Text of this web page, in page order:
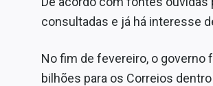
consultadas e já há interesse
No fim de fevereiro, o governo
bilhões para os Correios